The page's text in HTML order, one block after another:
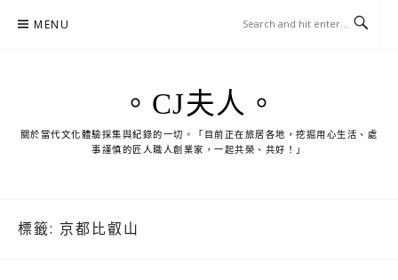
MENU
。CJ夫人。
關於當代文化體驗採集與紀錄的一切。「目前正在旅居各地，挖掘用心生活、處
事謹慎的匠人職人創業家，一起共榮、共好！」
標籤: 京都比叡山